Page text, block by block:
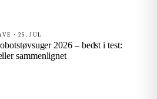
· 25. JUL
2026 – bedst i test:
sammenlignet